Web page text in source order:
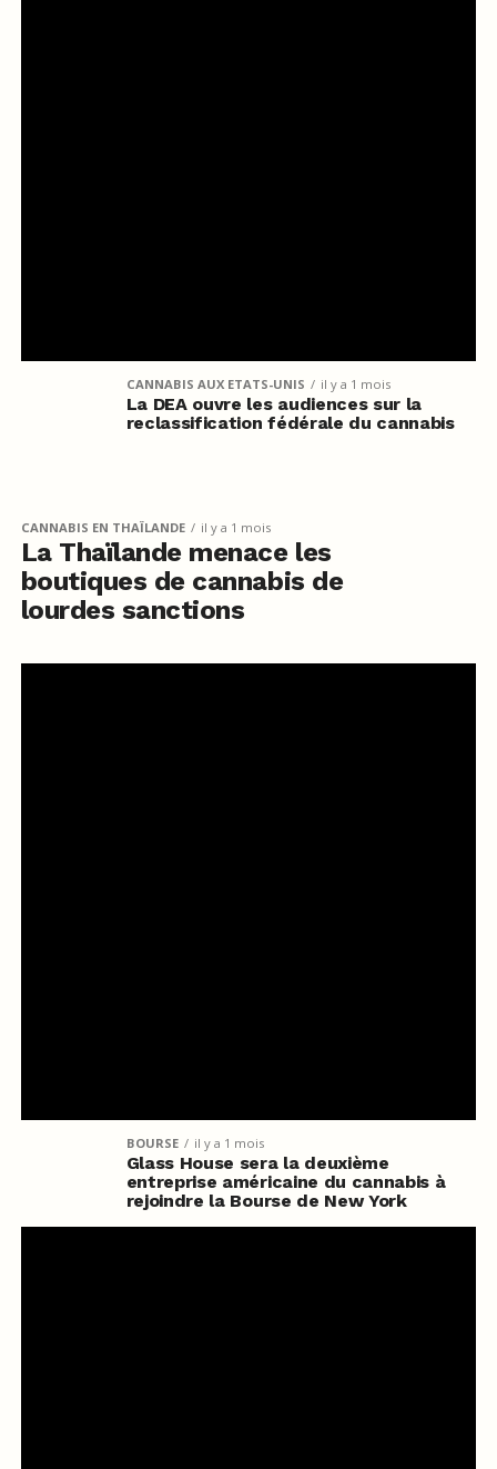
CANNABIS AUX ETATS-UNIS il y a 1 mois
La DEA ouvre les audiences sur la
reclassification fédérale du cannabis
CANNABIS EN THAÏLANDE il y a 1 mois
La Thaïlande menace les
boutiques de cannabis de
lourdes sanctions
BOURSE il y a 1 mois
Glass House sera la deuxième
entreprise américaine du cannabis à
rejoindre la Bourse de New York